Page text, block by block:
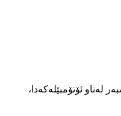
لەناو ئۆتۆمبێلەکەدا،